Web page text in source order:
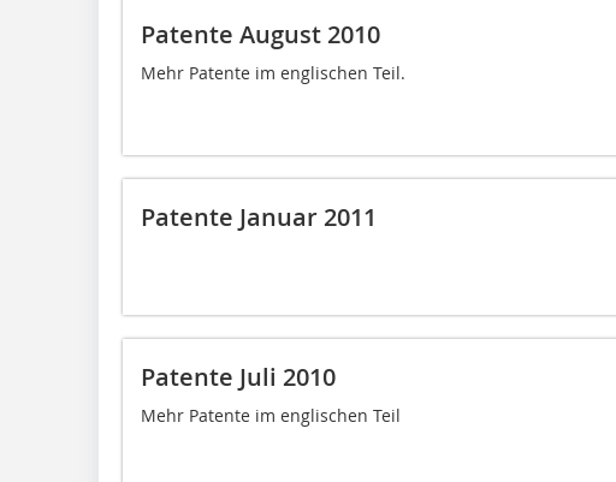
Patente August 2010
Mehr Patente im englischen Teil.
Patente Januar 2011
Patente Juli 2010
Mehr Patente im englischen Teil